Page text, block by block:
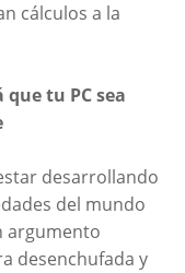
cálculos a la
tu PC sea
desarrollando
del mundo
argumento
desenchufada y